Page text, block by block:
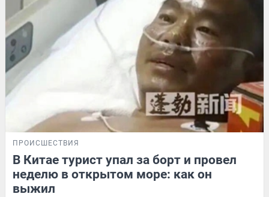
ПРОИСШЕСТВИЯ
В Китае турист упал за борт и провел
неделю в открытом море: как он
выжил